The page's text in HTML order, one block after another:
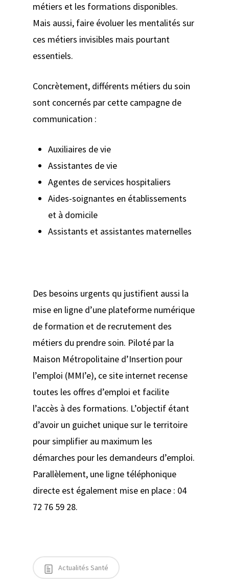
métiers et les formations disponibles.
Mais aussi, faire évoluer les mentalités sur
ces métiers invisibles mais pourtant
essentiels.
Concrètement, différents métiers du soin
sont concernés par cette campagne de
communication :
Auxiliaires de vie
Assistantes de vie
Agentes de services hospitaliers
Aides-soignantes en établissements
et à domicile
Assistants et assistantes maternelles
Des besoins urgents qu justifient aussi la
mise en ligne d’une plateforme numérique
de formation et de recrutement des
métiers du prendre soin. Piloté par la
Maison Métropolitaine d’Insertion pour
l’emploi (MMI’e), ce site internet recense
toutes les offres d’emploi et facilite
l’accès à des formations. L’objectif étant
d’avoir un guichet unique sur le territoire
pour simplifier au maximum les
démarches pour les demandeurs d’emploi.
Parallèlement, une ligne téléphonique
directe est également mise en place : 04
72 76 59 28.
Actualités Santé